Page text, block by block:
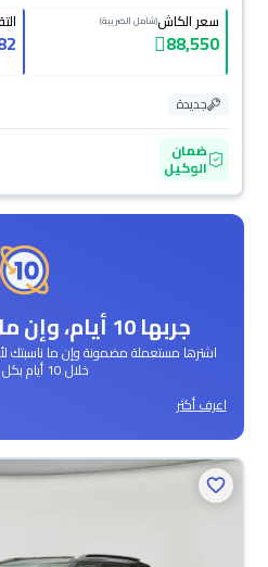
سعر الكاش(شامل الضريبة)
88,550
جديدة
ضمان
الوكيل
جربها 10 أيام، وإن ما جازتلك رجعها!
اشترها مستعملة مضمونة وإن ما ناسبتك
خلال 10 أيام بكل سهولة!
اعرف أكثر